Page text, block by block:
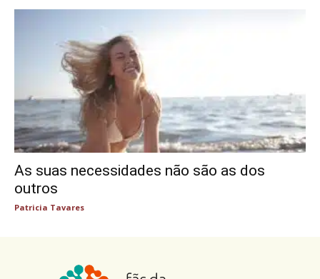
As suas necessidades não são as dos
outros
Patricia Tavares